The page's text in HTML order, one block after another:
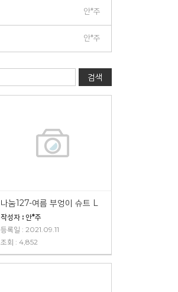
안*주
안*주
검색
나눔127-여름 부엉이 슈트 L
작성자 : 안*주
등록일 : 2021.09.11
조회 : 4,852